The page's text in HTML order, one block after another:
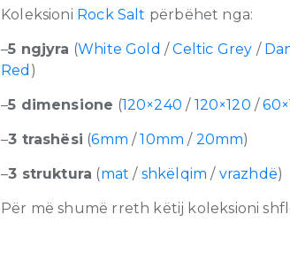
Koleksioni Rock Salt përbëhet nga:
–5 ngjyra (White Gold /Celtic Grey /
Red )
–5 dimensione (120×240 / 120×120 /
–3 trashësi (6mm /10mm / 20mm)
–3 struktura (mat / shkëlqim / vrazhdë)
Për më shumë rreth këtij koleksioni